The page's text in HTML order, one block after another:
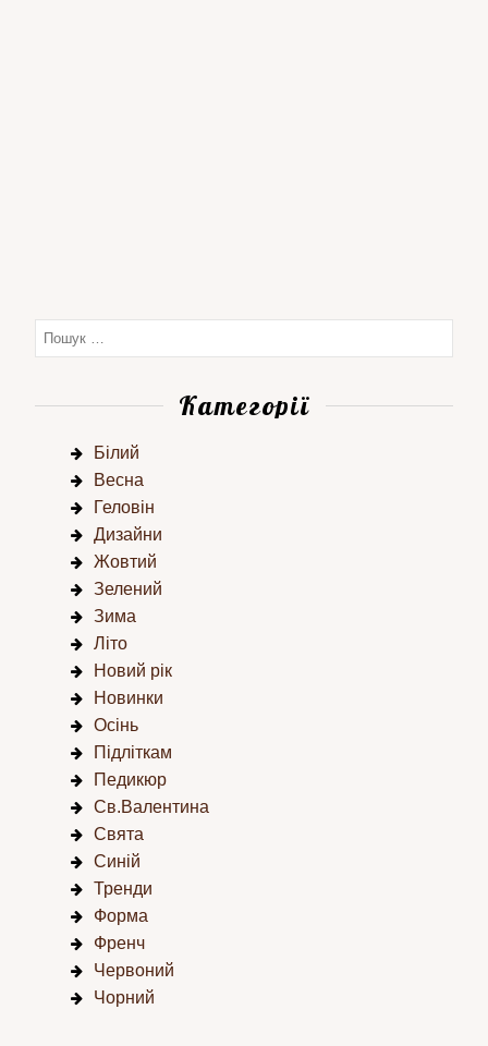
Категорії
Білий
Весна
Геловін
Дизайни
Жовтий
Зелений
Зима
Літо
Новий рік
Новинки
Осінь
Підліткам
Педикюр
Св.Валентина
Свята
Синій
Тренди
Форма
Френч
Червоний
Чорний